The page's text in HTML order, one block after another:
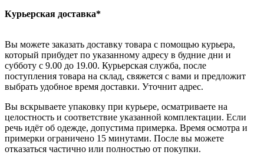
Курьерская доставка*
Вы можете заказать доставку товара с помощью курьера,
который прибудет по указанному адресу в будние дни и
субботу с 9.00 до 19.00. Курьерская служба, после
поступления товара на склад, свяжется с вами и предложит
выбрать удобное время доставки. Уточнит адрес.
Вы вскрываете упаковку при курьере, осматриваете на
целостность и соответствие указанной комплектации. Если
речь идёт об одежде, допустима примерка. Время осмотра и
примерки ограничено 15 минутами. После вы можете
отказаться частично или полностью от покупки.